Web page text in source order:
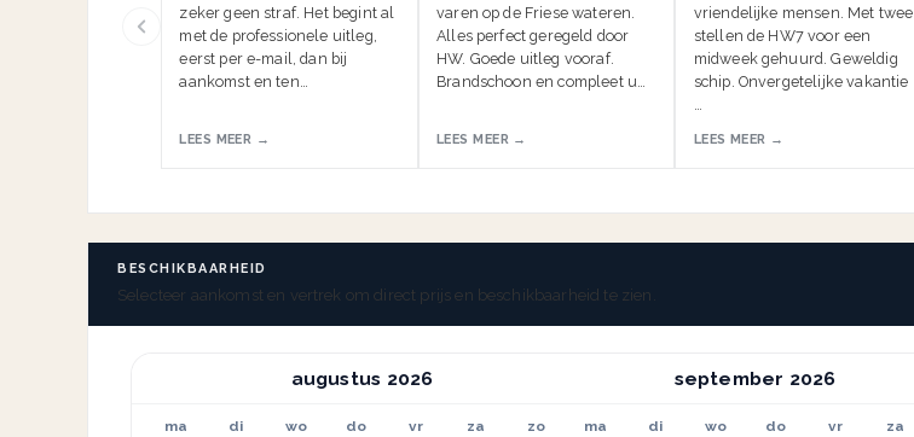
BESCHIKBAARHEID
Selecteer aankomst en vertrek om direct prijs en beschikbaarheid te zien.
augustus september
ma di wo do vr za zo ma di wo do vr za
zeker geen straf. Het begint al
met de professionele uitleg,
eerst per e-mail, dan bij
aankomst en ten…
LEES MEER →
varen op de Friese wateren.
Alles perfect geregeld door
HW. Goede uitleg vooraf.
Brandschoon en compleet u…
LEES MEER →
vriendelijke mensen. Met twee
stellen de HW7 voor een
midweek gehuurd. Geweldig
schip. Onvergetelijke vakantie
LEES MEER →